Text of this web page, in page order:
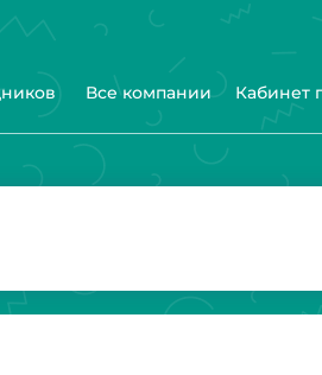
Все компании Кабинет